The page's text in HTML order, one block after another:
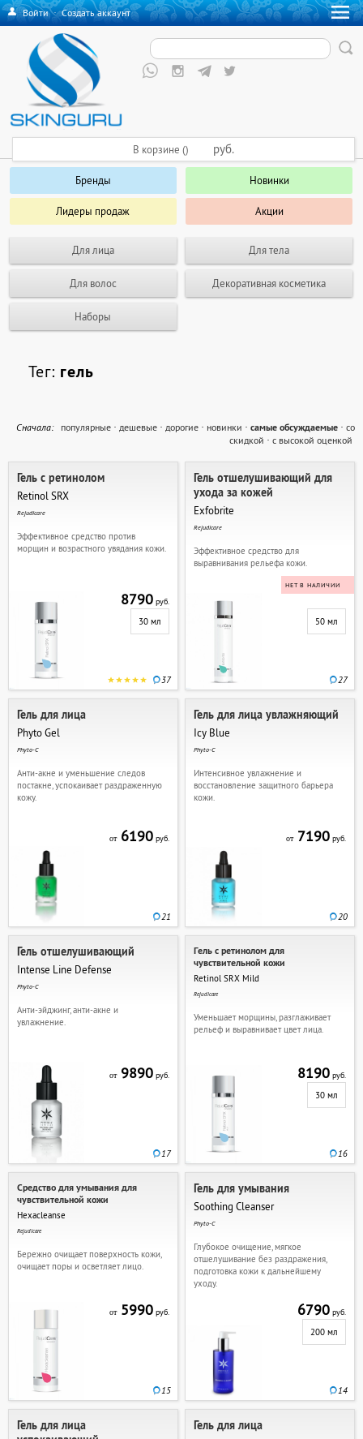
Войти·Создать аккаунт
Бренды Новинки
Лидеры продаж Акции
Для лица Для тела
Для волос Декоративная косметика
Наборы
В корзине () руб.
Тег: гель
Cначала: популярные · дешевые · дорогие · новинки · самые обсуждаемые · со
скидкой · с высокой оценкой
Гель с ретинолом
Retinol SRX
Rejudicare
Эффективное средство против
морщин и возрастного увядания кожи.
8790руб.
30 мл
37
Гель отшелушивающий для
ухода за кожей
Exfobrite
Rejudicare
НЕТ В НАЛИЧИИ
Эффективное средство для
выравнивания рельефа кожи.
50 мл
27
Гель для лица
Phyto Gel
Phyto-C
Анти-акне и уменьшение следов
постакне, успокаивает раздраженную
кожу.
от6190руб.
21
Гель для лица увлажняющий
Icy Blue
Phyto-C
Интенсивное увлажнение и
восстановление защитного барьера
кожи.
от7190руб.
20
Гель отшелушивающий
Intense Line Defense
Phyto-C
Анти-эйджинг, анти-акне и
увлажнение.
от9890руб.
17
Гель с ретинолом для
чувствительной кожи
Retinol SRX Mild
Rejudicare
Уменьшает морщины, разглаживает
рельеф и выравнивает цвет лица.
8190руб.
30 мл
16
Средство для умывания для
чувствительной кожи
Hexacleanse
Rejudicare
Бережно очищает поверхность кожи,
очищает поры и осветляет лицо.
от5990руб.
15
Гель для умывания
Soothing Cleanser
Phyto-C
Глубокое очищение, мягкое
отшелушивание без раздражения,
подготовка кожи к дальнейшему
уходу.
6790руб.
200 мл
14
Гель для лица
Гель для лица